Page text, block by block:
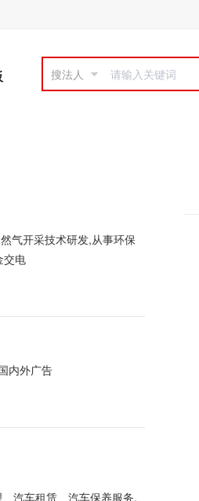
搜法人
气开采技术研发,从事环保
交电
内外广告
汽车租赁、汽车保养服务,